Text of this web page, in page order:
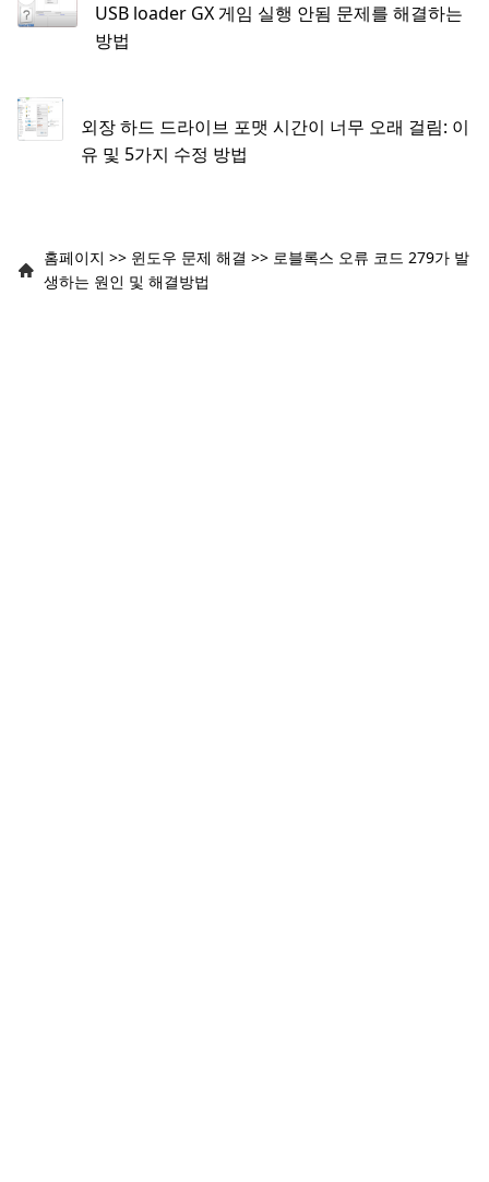
USB loader GX 게임 실행 안됨 문제를 해결하는
방법
외장 하드 드라이브 포맷 시간이 너무 오래 걸림: 이
유 및 5가지 수정 방법
홈페이지 >> 윈도우 문제 해결 >> 로블록스 오류 코드 279가 발
생하는 원인 및 해결방법